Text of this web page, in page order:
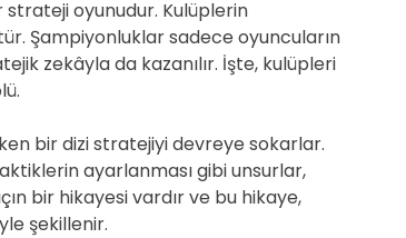
strateji oyunudur. Kulüplerin
Şampiyonluklar sadece oyuncuların
zekâyla da kazanılır. İşte, kulüpleri
bir dizi stratejiyi devreye sokarlar.
ayarlanması gibi unsurlar,
bir hikayesi vardır ve bu hikaye,
şekillenir.